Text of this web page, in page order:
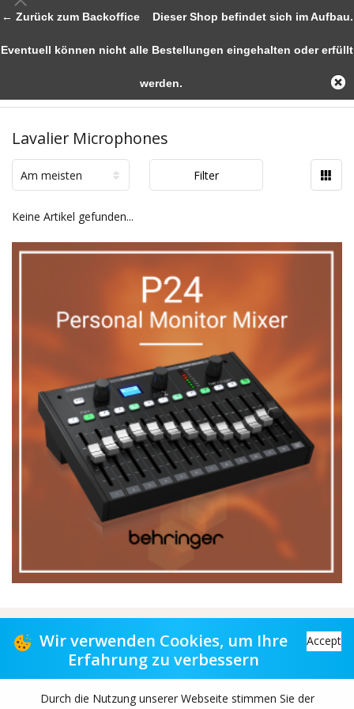
Lavalier Microphones
Am meisten Filter
Keine Artikel gefunden...
Vertriebspartner für Musikgeschäfte
Distribution partner to music stores
Copyright© 2026 TAS-retail B.V. All rights reserved.
← Zurück zum BackofficeDieser Shop befindet sich im Aufbau.
Eventuell können nicht alle Bestellungen eingehalten oder erfüllt
werden.
Wir verwenden Cookies, um Ihre
Erfahrung zu verbessern
Accept
Durch die Nutzung unserer Webseite stimmen Sie der